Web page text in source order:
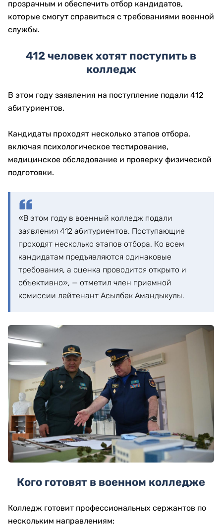
прозрачным и обеспечить отбор кандидатов,
которые смогут справиться с требованиями военной
службы.
412 человек хотят поступить в
колледж
В этом году заявления на поступление подали 412
абитуриентов.
Кандидаты проходят несколько этапов отбора,
включая психологическое тестирование,
медицинское обследование и проверку физической
подготовки.
«В этом году в военный колледж подали
заявления 412 абитуриентов. Поступающие
проходят несколько этапов отбора. Ко всем
кандидатам предъявляются одинаковые
требования, а оценка проводится открыто и
объективно», — отметил член приемной
комиссии лейтенант Асылбек Амандыкулы.
Кого готовят в военном колледже
Колледж готовит профессиональных сержантов по
нескольким направлениям: